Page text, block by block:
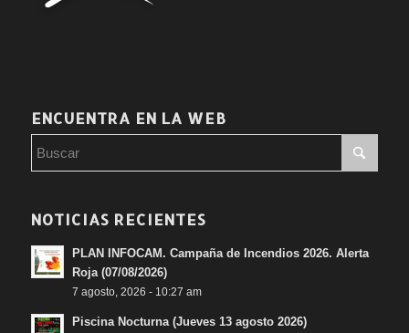
ENCUENTRA EN LA WEB
NOTICIAS RECIENTES
PLAN INFOCAM. Campaña de Incendios 2026. Alerta
Roja (07/08/2026)
7 agosto, 2026 - 10:27 am
Piscina Nocturna (Jueves 13 agosto 2026)